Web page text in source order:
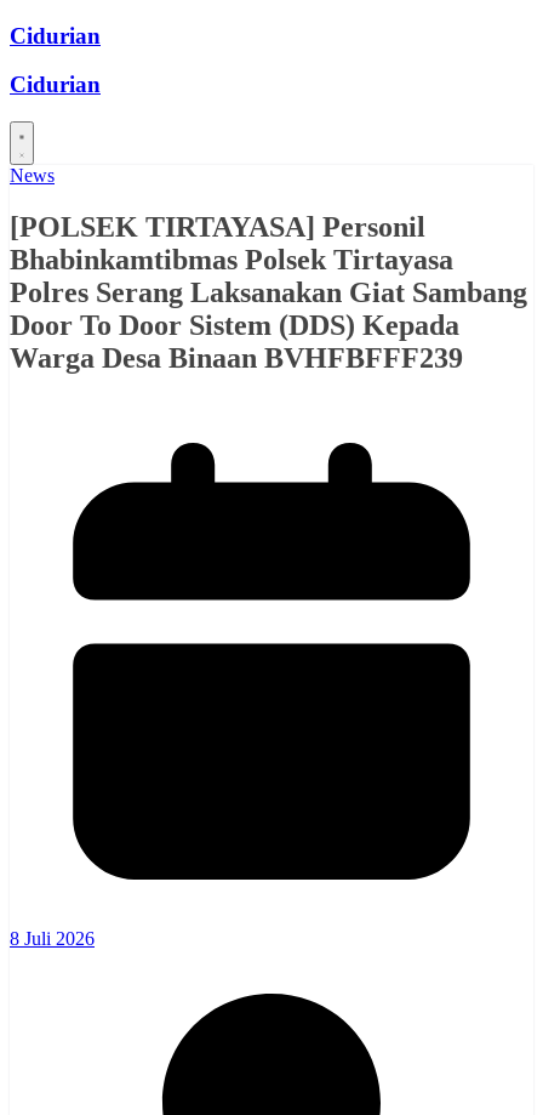
Skip
content
Cidurian
Cidurian
News
[POLSEK TIRTAYASA] Personil
Bhabinkamtibmas Polsek Tirtayasa
Polres Serang Laksanakan Giat Sambang
Door To Door Sistem (DDS) Kepada
Warga Desa Binaan BVHFBFFF239
8 Juli 2026